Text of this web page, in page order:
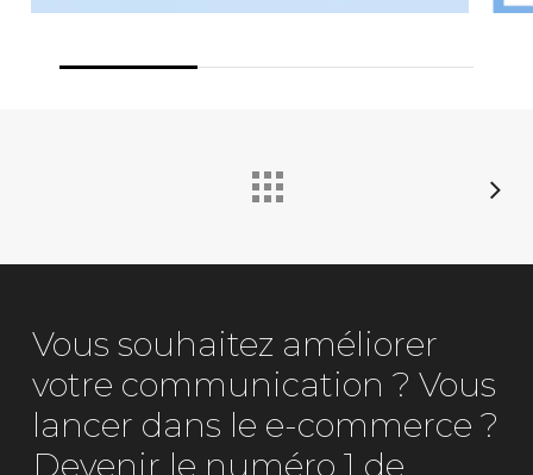
Vous souhaitez améliorer
votre communication ? Vous
lancer dans le e-commerce ?
Devenir le numéro 1 de